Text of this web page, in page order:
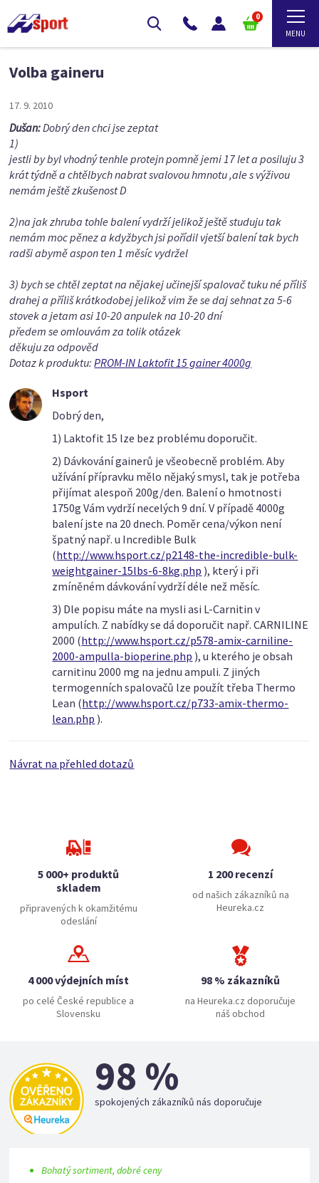
0
Volba gaineru
17. 9. 2010
Dušan:Dobrý den chci jse zeptat
1)
jestli by byl vhodný tenhle protejn pomně jemi 17 let a posiluju 3
krát týdně a chtělbych nabrat svalovou hmnotu ,ale s výživou
nemám ještě zkušenost D
2)na jak zhruba tohle balení vydrží jelikož ještě studuju tak
nemám moc pěnez a kdyžbych jsi pořídil vjetší balení tak bych
radši abymě aspon ten 1 měsíc vydržel
3) bych se chtěl zeptat na nějakej učinejší spalovač tuku né příliš
drahej a příliš krátkodobej jelikož vim že se daj sehnat za 5-6
stovek a jetam asi 10-20 anpulek na 10-20 dní
předem se omlouvám za tolik otázek
děkuju za odpověd
Dotaz k produktu:PROM-IN Laktofit 15 gainer 4000g
Hsport
Dobrý den,
1) Laktofit 15 lze bez problému doporučit.
2) Dávkování gainerů je všeobecně problém. Aby
užívání přípravku mělo nějaký smysl, tak je potřeba
přijímat alespoň 200g/den. Balení o hmotnosti
1750g Vám vydrží necelých 9 dní. V případě 4000g
balení jste na 20 dnech. Poměr cena/výkon není
špatný např. u Incredible Bulk
(http://www.hsport.cz/p2148-the-incredible-bulk-
weightgainer-15lbs-6-8kg.php ), který i při
zmíněném dávkování vydrží déle než měsíc.
3) Dle popisu máte na mysli asi L-Carnitin v
ampulích. Z nabídky se dá doporučit např. CARNILINE
2000 (http://www.hsport.cz/p578-amix-carniline-
2000-ampulla-bioperine.php ), u kterého je obsah
carnitinu 2000 mg na jednu ampuli. Z jiných
termogenních spalovačů lze použít třeba Thermo
Lean (http://www.hsport.cz/p733-amix-thermo-
lean.php ).
Návrat na přehled dotazů
5 000+ produktů
skladem
připravených k okamžitému
odeslání
1 200 recenzí
od našich zákazníků na
Heureka.cz
4 000 výdejních míst
po celé České republice a
Slovensku
98 % zákazníků
na Heureka.cz doporučuje
náš obchod
98 %
spokojených zákazníků nás doporučuje
Bohatý sortiment, dobré ceny